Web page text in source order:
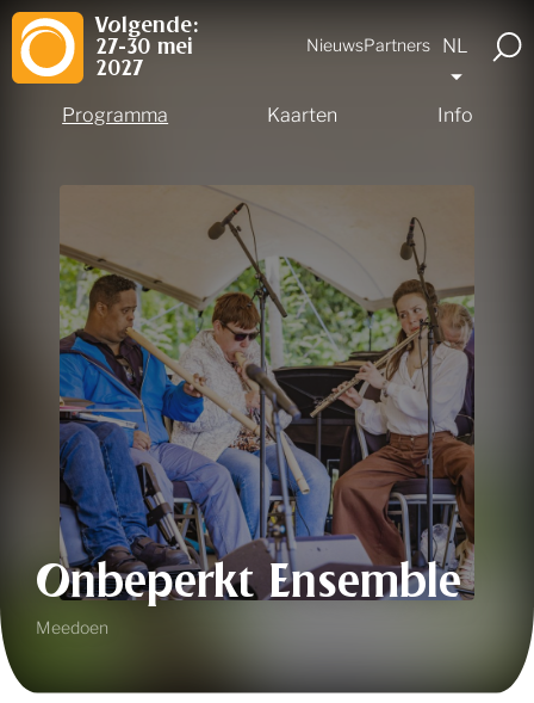
Volgende:
27-30 mei
2027
Programma Kaarten Info
NieuwsPartners NL
Onbeperkt Ensemble
Meedoen